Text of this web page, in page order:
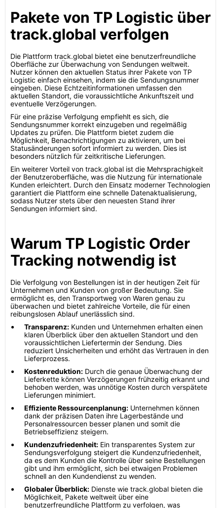
Pakete von TP Logistic über
track.global verfolgen
Die Plattform track.global bietet eine benutzerfreundliche
Oberfläche zur Überwachung von Sendungen weltweit.
Nutzer können den aktuellen Status ihrer Pakete von TP
Logistic einfach einsehen, indem sie die Sendungsnummer
eingeben. Diese Echtzeitinformationen umfassen den
aktuellen Standort, die voraussichtliche Ankunftszeit und
eventuelle Verzögerungen.
Für eine präzise Verfolgung empfiehlt es sich, die
Sendungsnummer korrekt einzugeben und regelmäßig
Updates zu prüfen. Die Plattform bietet zudem die
Möglichkeit, Benachrichtigungen zu aktivieren, um bei
Statusänderungen sofort informiert zu werden. Dies ist
besonders nützlich für zeitkritische Lieferungen.
Ein weiterer Vorteil von track.global ist die Mehrsprachigkeit
der Benutzeroberfläche, was die Nutzung für internationale
Kunden erleichtert. Durch den Einsatz moderner Technologien
garantiert die Plattform eine schnelle Datenaktualisierung,
sodass Nutzer stets über den neuesten Stand ihrer
Sendungen informiert sind.
Warum TP Logistic Order
Tracking notwendig ist
Die Verfolgung von Bestellungen ist in der heutigen Zeit für
Unternehmen und Kunden von großer Bedeutung. Sie
ermöglicht es, den Transportweg von Waren genau zu
überwachen und bietet zahlreiche Vorteile, die für einen
reibungslosen Ablauf unerlässlich sind.
Transparenz: Kunden und Unternehmen erhalten einen
klaren Überblick über den aktuellen Standort und den
voraussichtlichen Liefertermin der Sendung. Dies
reduziert Unsicherheiten und erhöht das Vertrauen in den
Lieferprozess.
Kostenreduktion: Durch die genaue Überwachung der
Lieferkette können Verzögerungen frühzeitig erkannt und
behoben werden, was unnötige Kosten durch verspätete
Lieferungen minimiert.
Effiziente Ressourcenplanung: Unternehmen können
dank der präzisen Daten ihre Lagerbestände und
Personalressourcen besser planen und somit die
Betriebseffizienz steigern.
Kundenzufriedenheit: Ein transparentes System zur
Sendungsverfolgung steigert die Kundenzufriedenheit,
da es dem Kunden die Kontrolle über seine Bestellungen
gibt und ihm ermöglicht, sich bei etwaigen Problemen
schnell an den Kundendienst zu wenden.
Globaler Überblick: Dienste wie track.global bieten die
Möglichkeit, Pakete weltweit über eine
benutzerfreundliche Plattform zu verfolgen, was